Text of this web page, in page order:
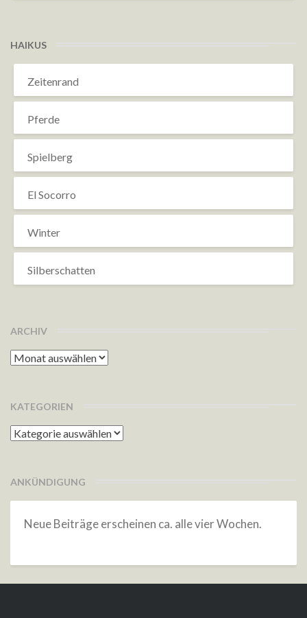
HAIKUS
Zeitenrand
Pferde
Spielberg
El Socorro
Winter
Silberschatten
ARCHIV
Archiv
KATEGORIEN
Kategorien
ANKÜNDIGUNG
Neue Beiträge erscheinen ca. alle vier Wochen.